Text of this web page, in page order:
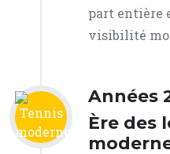
part entière
visibilité
Années
Ère des